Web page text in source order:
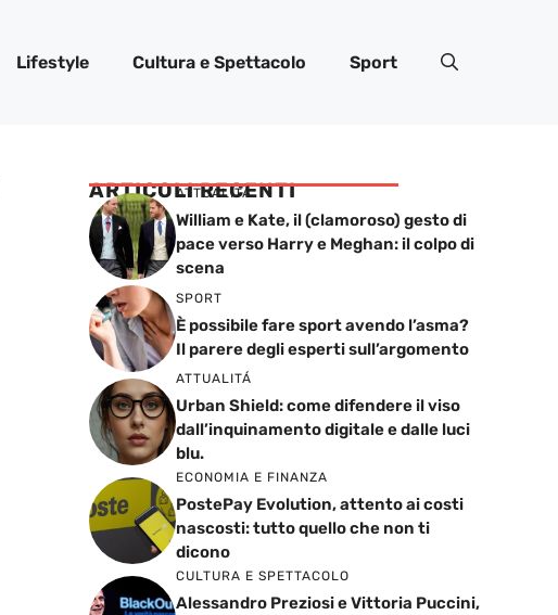
Lifestyle Cultura e Spettacolo Sport
ARTICOLI RECENTI
ATTUALITÁ
William e Kate, il (clamoroso) gesto di
pace verso Harry e Meghan: il colpo di
scena
SPORT
È possibile fare sport avendo l’asma?
Il parere degli esperti sull’argomento
ATTUALITÁ
Urban Shield: come difendere il viso
dall’inquinamento digitale e dalle luci
blu.
ECONOMIA E FINANZA
PostePay Evolution, attento ai costi
nascosti: tutto quello che non ti
dicono
CULTURA E SPETTACOLO
Alessandro Preziosi e Vittoria Puccini,